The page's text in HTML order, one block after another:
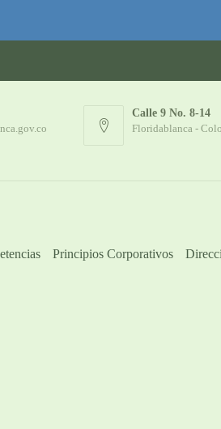
Calle 9 No. 8-14
Floridablanca -
Principios Corporativos